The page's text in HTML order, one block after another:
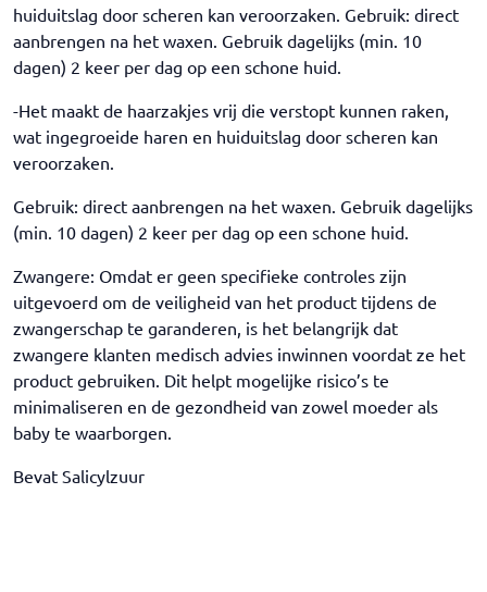
huiduitslag door scheren kan veroorzaken. Gebruik: direct
aanbrengen na het waxen. Gebruik dagelijks (min. 10
dagen) 2 keer per dag op een schone huid.
-Het maakt de haarzakjes vrij die verstopt kunnen raken,
wat ingegroeide haren en huiduitslag door scheren kan
veroorzaken.
Gebruik: direct aanbrengen na het waxen. Gebruik dagelijks
(min. 10 dagen) 2 keer per dag op een schone huid.
Zwangere: Omdat er geen specifieke controles zijn
uitgevoerd om de veiligheid van het product tijdens de
zwangerschap te garanderen, is het belangrijk dat
zwangere klanten medisch advies inwinnen voordat ze het
product gebruiken. Dit helpt mogelijke risico’s te
minimaliseren en de gezondheid van zowel moeder als
baby te waarborgen.
Bevat Salicylzuur